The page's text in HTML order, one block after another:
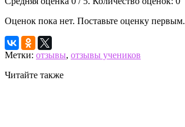
Оценок пока нет. Поставьте оценку первым.
Метки: отзывы, отзывы учеников
Читайте также